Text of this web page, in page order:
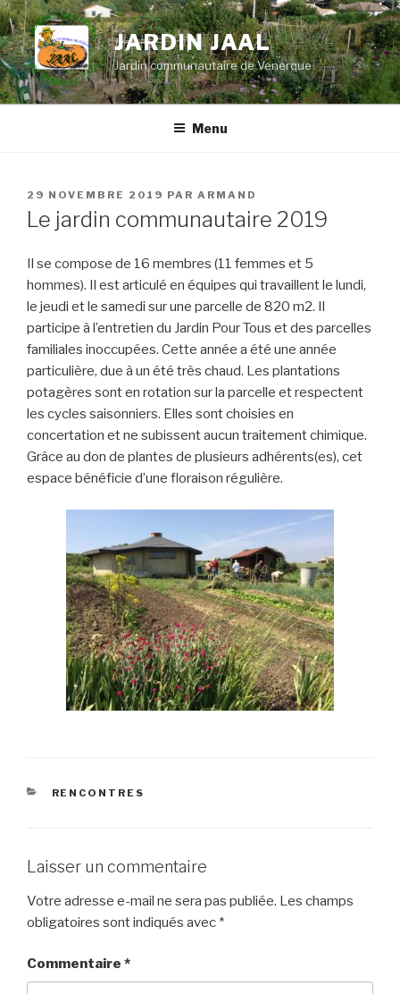
Aller
au
contenu
principal
JARDIN JAAL
Jardin communautaire de Venerque
Menu
PUBLIÉ
LE
29 NOVEMBRE 2019 PAR ARMAND
Le jardin communautaire 2019
Il se compose de 16 membres (11 femmes et 5
hommes). Il est articulé en équipes qui travaillent le lundi,
le jeudi et le samedi sur une parcelle de 820 m2. Il
participe à l’entretien du Jardin Pour Tous et des parcelles
familiales inoccupées. Cette année a été une année
particulière, due à un été très chaud. Les plantations
potagères sont en rotation sur la parcelle et respectent
les cycles saisonniers. Elles sont choisies en
concertation et ne subissent aucun traitement chimique.
Grâce au don de plantes de plusieurs adhérents(es), cet
espace bénéficie d’une floraison régulière.
CATÉGORIES
RENCONTRES
Laisser un commentaire
Votre adresse e-mail ne sera pas publiée. Les champs
obligatoires sont indiqués avec *
Commentaire *